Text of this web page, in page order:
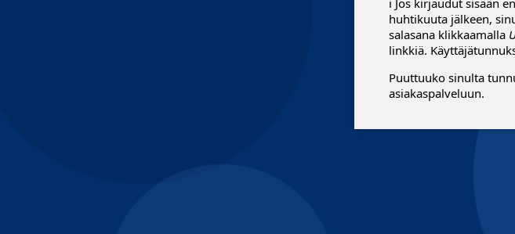
ℹ️ Jos kirjaudut sisään
huhtikuuta jälkeen,
salasana klikkaamalla
linkkiä.
Puuttuuko sinulta
asiakaspalveluun.